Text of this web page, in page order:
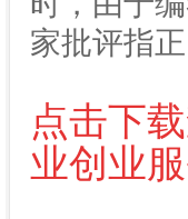
家批评指
点击下
业创业